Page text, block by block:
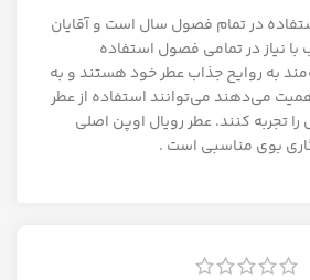
در تمام فصول سال است و آقایان
با نیاز در تمامی فصول استفاده
به روایح جذاب عطر خود هستند و به
می‌دهند می‌توانند استفاده از عطر
تجربه کنند. عطر رویال اوپن اصلی
بوی مناسبی است .